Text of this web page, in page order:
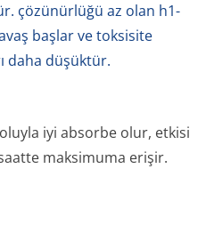
çözünürlüğü az olan h1-
başlar ve toksisite
daha düşüktür.
iyi absorbe olur, etkisi
maksimuma erişir.